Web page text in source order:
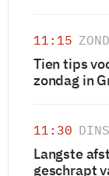
11:15
Tien tips
zondag in
11:30
Langste
geschrapt